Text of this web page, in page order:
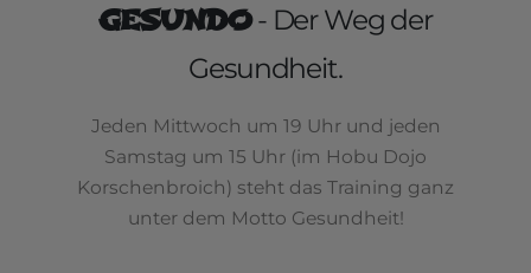
GESUNDO- Der Weg der
Gesundheit.
Jeden Mittwoch um 19 Uhr und jeden
Samstag um 15 Uhr (im Hobu Dojo
Korschenbroich) steht das Training ganz
unter dem Motto Gesundheit!